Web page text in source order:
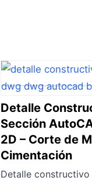
Detalle
Sección
2D – Corte de
Cimentación
Detalle